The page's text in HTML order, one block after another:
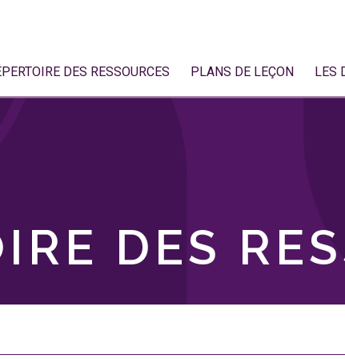
DES RESSOURCES PLANS DE LEÇON LES
DES